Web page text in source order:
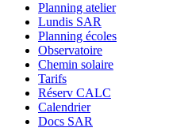
Planning atelier
Lundis SAR
Planning écoles
Observatoire
Chemin solaire
Tarifs
Réserv CALC
Calendrier
Docs SAR